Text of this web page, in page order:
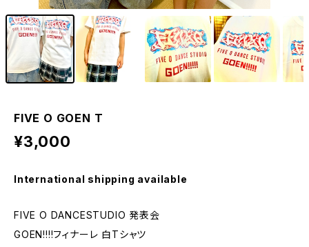
FIVE O GOEN T
¥3,000
International shipping available
FIVE O DANCESTUDIO 発表会
GOEN!!!!フィナーレ 白Tシャツ